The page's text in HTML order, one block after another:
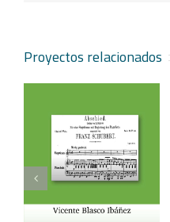
Proyectos relacionados
Vicente Blasco Ibáñez,
Hugo de Moncada